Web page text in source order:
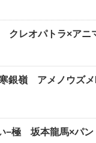
クレオパトラ×アニ
寒銀嶺 アメノウズ
−極 坂本龍馬×パン